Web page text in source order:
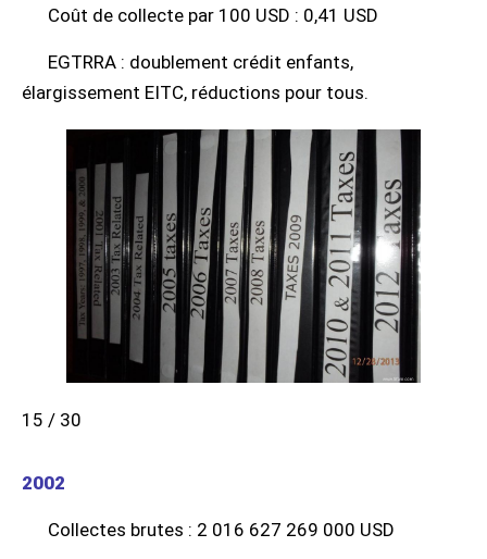
Coût de collecte par 100 USD : 0,41 USD
EGTRRA : doublement crédit enfants,
élargissement EITC, réductions pour tous.
15 / 30
2002
Collectes brutes : 2 016 627 269 000 USD